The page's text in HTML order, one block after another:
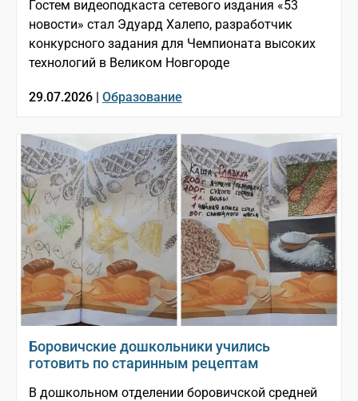
Гостем видеоподкаста сетевого издания «53
новости» стал Эдуард Халепо, разработчик
конкурсного задания для Чемпионата высоких
технологий в Великом Новгороде
29.07.2026 | Образование
Боровичские дошкольники учились
готовить по старинным рецептам
В дошкольном отделении боровичской средней